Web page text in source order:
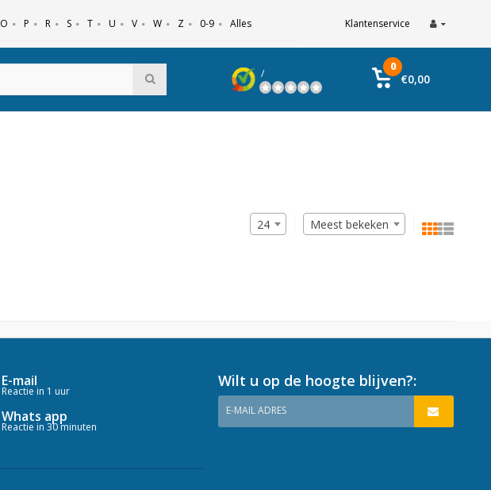
O P R S T U V W Z 0-9 Alles Klantenservice
/
0
€0,00
Meest bekeken
24
E-mail
Reactie in 1 uur
Whats app
Reactie in 30 minuten
Wilt u op de hoogte blijven?:
E-MAIL ADRES